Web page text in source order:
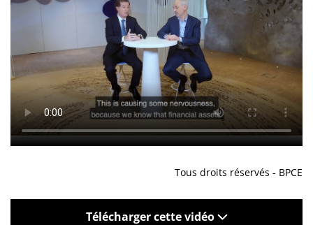
Tous droits réservés - BPCE
Télécharger cette vidéo